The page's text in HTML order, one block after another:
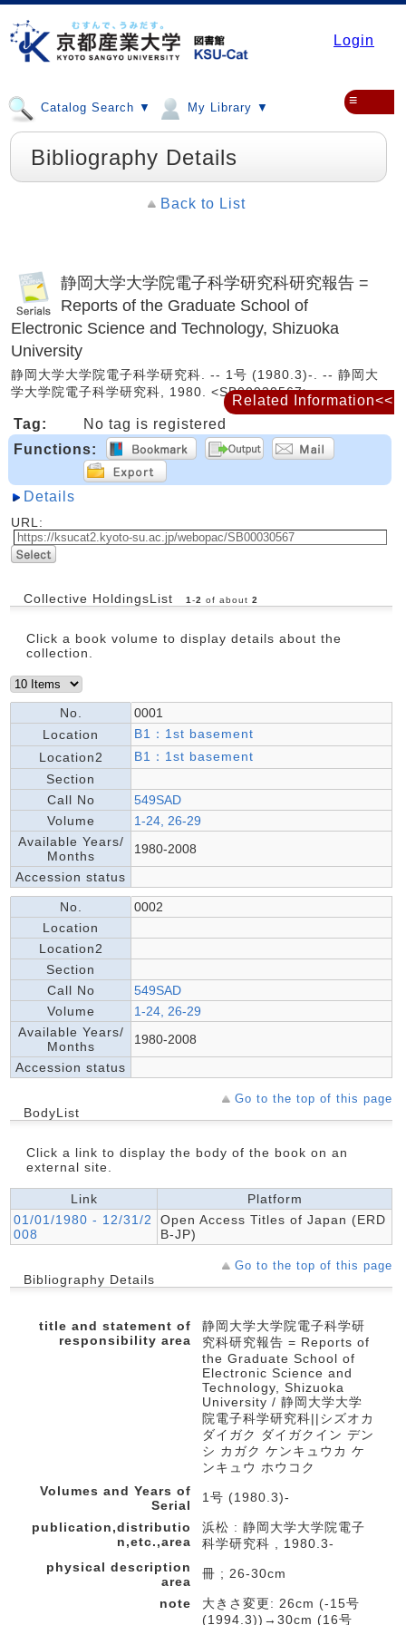
Login
Catalog Search ▼ My Library ▼ ≡
Bibliography Details
Back to List
静岡大学大学院電子科学研究科研究報告 =
Reports of the Graduate School of
Electronic Science and Technology, Shizuoka
University
静岡大学大学院電子科学研究科. -- 1号 (1980.3)-. -- 静岡大
学大学院電子科学研究科, 1980. <SB00030567>
Tag:
No tag is registered
Functions:
Details
URL:
Collective HoldingsList 1 -2 of about 2
Click a book volume to display details about the
collection.
No.
0001
Location
B1：1st basement
Location2
B1：1st basement
Section
Call No
549SAD
Volume
1-24, 26-29
Available Years/
Months
1980-2008
Accession status
No.
0002
Location
Location2
Section
Call No
549SAD
Volume
1-24, 26-29
Available Years/
Months
1980-2008
Accession status
Go to the top of this page
BodyList
Click a link to display the body of the book on an
external site.
Link
Platform
01/01/1980 - 12/31/2
008
Open Access Titles of Japan (ERD
B-JP)
Go to the top of this page
Bibliography Details
title and statement of
responsibility area
静岡大学大学院電子科学研
究科研究報告 = Reports of
the Graduate School of
Electronic Science and
Technology, Shizuoka
University / 静岡大学大学
院電子科学研究科||シズオカ
ダイガク ダイガクイン デン
シ カガク ケンキュウカ ケ
ンキュウ ホウコク
Volumes and Years of
Serial
1号 (1980.3)-
publication,distributio
n,etc.,area
浜松 : 静岡大学大学院電子
科学研究科 , 1980.3-
physical description
area
冊 ; 26-30cm
note
大きさ変更: 26cm (-15号
(1994.3))→30cm (16号
Related Information<<